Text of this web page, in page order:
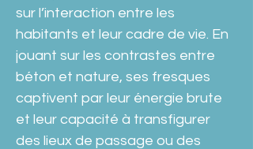
sur l’interaction entre les
habitants et leur cadre de vie. En
jouant sur les contrastes entre
béton et nature, ses fresques
captivent par leur énergie brute
et leur capacité à transfigurer
des lieux de passage ou des